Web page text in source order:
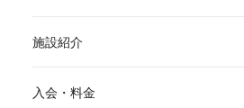
施設紹介
入会・料金